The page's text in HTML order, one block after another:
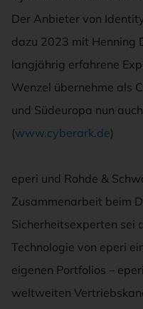
Der Anbieter von
dazu 2023 mit Henning
langjährig erfahrene
Wenzel übernehme als
und Südeuropa nun
(www.cyberark.de)
eperi und Rohde &
Zusammenarbeit beim
Sicherheitsexperten sei
Technologie von eperi
eigenen Portfolios –
weltweiten